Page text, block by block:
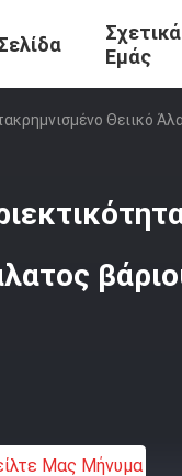
Εμάς
Θειικό
Μας Μήνυμα